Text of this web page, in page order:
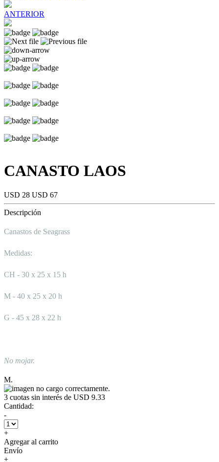
ANTERIOR
CANASTO LAOS
USD 28 USD 67
Descripción
Canastos de Seagrass
Medidas:
CH - 30 x 25 x 15 h
M - 40 x 25 x 20 h
G - 45 x 28 x 22 h
No mojar.
M.
3 cuotas sin interés de USD 9.33
Cantidad:
-
+
Agregar al carrito
Envío
+